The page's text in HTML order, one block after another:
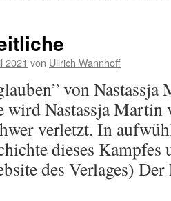
2021 von Ullrich Wannhoff
von
wird Nastassja Martin
verletzt. In
dieses
des Verlages)